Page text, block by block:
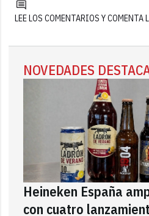
LEE LOS COMENTARIOS Y
NOVEDADES
Heineken España
con cuatro